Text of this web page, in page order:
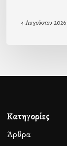
4 Αυγούστου 2026
Κατηγορίες
Άρθρα